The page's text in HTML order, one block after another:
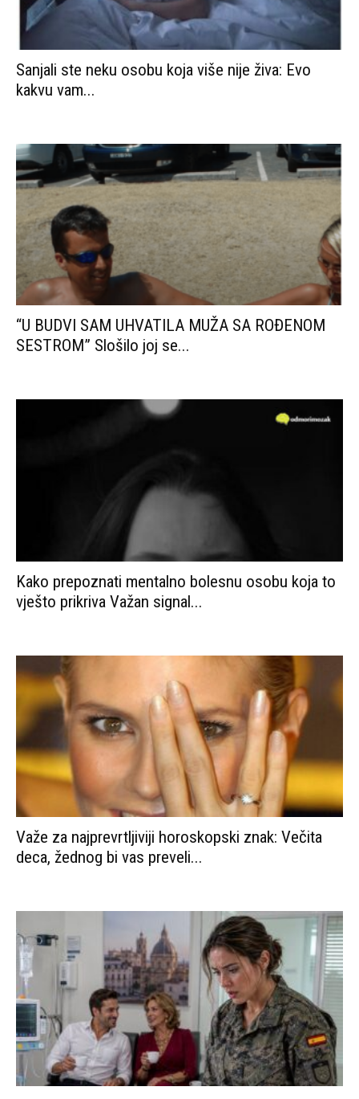
Sanjali ste neku osobu koja više nije živa: Evo
kakvu vam...
“U BUDVI SAM UHVATILA MUŽA SA ROĐENOM
SESTROM” Slošilo joj se...
Kako prepoznati mentalno bolesnu osobu koja to
vješto prikriva Važan signal...
Važe za najprevrtljiviji horoskopski znak: Večita
deca, žednog bi vas preveli...